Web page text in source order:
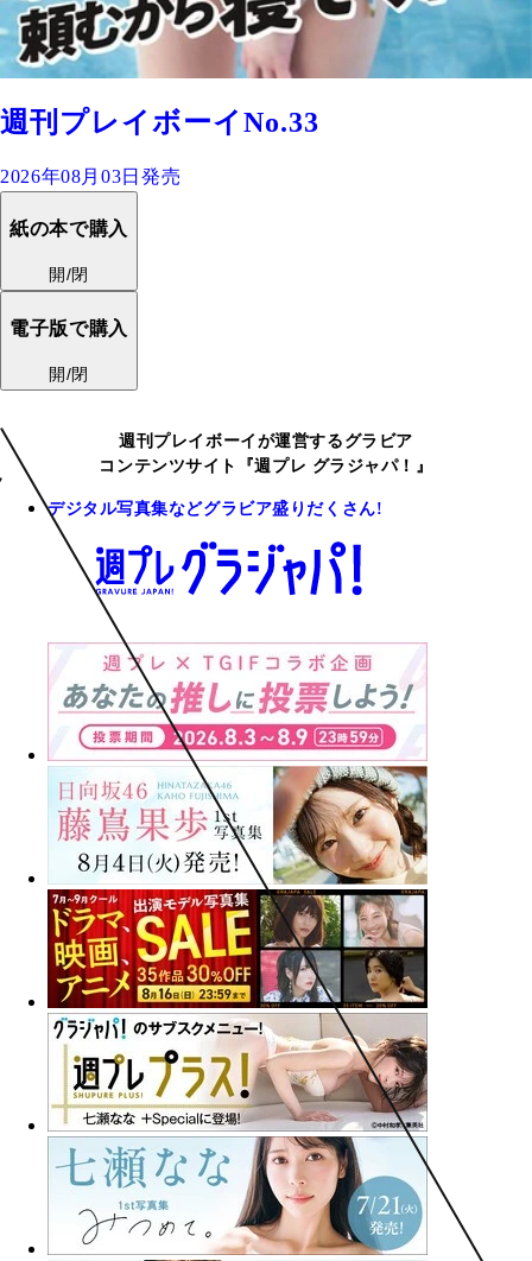
週刊プレイボーイNo.33
2026年08月03日発売
紙の本で購入
開/閉
電子版で購入
開/閉
週刊プレイボーイが運営するグラビア
コンテンツサイト『週プレ グラジャパ！』
デジタル写真集などグラビア盛りだくさん!